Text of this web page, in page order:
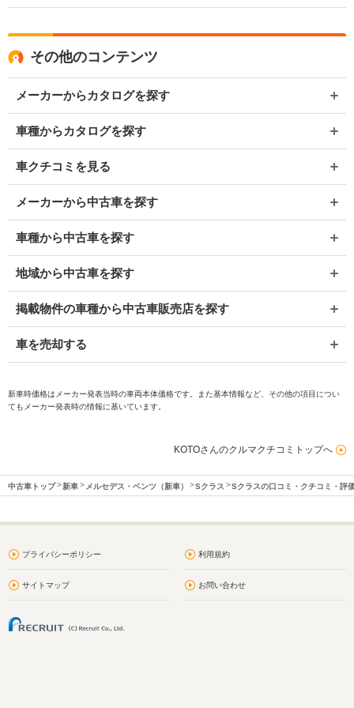
その他のコンテンツ
メーカーからカタログを探す
車種からカタログを探す
車クチコミを見る
メーカーから中古車を探す
車種から中古車を探す
地域から中古車を探す
掲載物件の車種から中古車販売店を探す
車を売却する
新車時価格はメーカー発表当時の車両本体価格です。また基本情報など、その他の項目につい
てもメーカー発表時の情報に基いています。
KOTOさんのクルマクチコミトップへ
中古車トップ 新車 メルセデス・ベンツ（新車） Sクラス Sクラスの口コミ・クチコミ・評
プライバシーポリシー 利用規約
サイトマップ お問い合わせ